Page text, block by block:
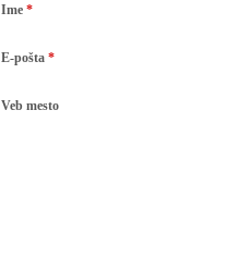
Ime*
E-pošta*
Veb mesto